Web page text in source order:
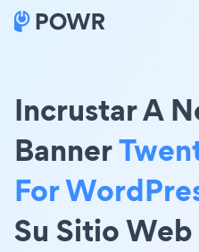
Incrustar A
Banner
For
Su Sitio Web